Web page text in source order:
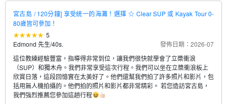
宮古島 / 120分鐘] 享受統一的海灘！選擇 ☆ Clear SUP 或 Kayak Tour 0-
80歲皆可參加！
5
Edmond 先生/40s.
發佈日期：2026-07
這位教練經驗豐富，指導得非常到位，讓我們很快就學會了立槳衝浪
（SUP）和獨木舟。我們非常享受這次行程。我們可以坐在立槳衝浪板上
欣賞日落，這段回憶實在太美好了。他們還幫我們拍了許多照片和影片，包
括用無人機拍攝的。他們拍的照片和影片都非常精彩。 若您造訪宮古島，
我們強烈推薦您參加這趟行程